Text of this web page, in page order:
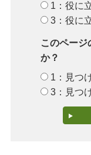
1：役に
3：役に
このページ
か？
1：見つ
3：見つ